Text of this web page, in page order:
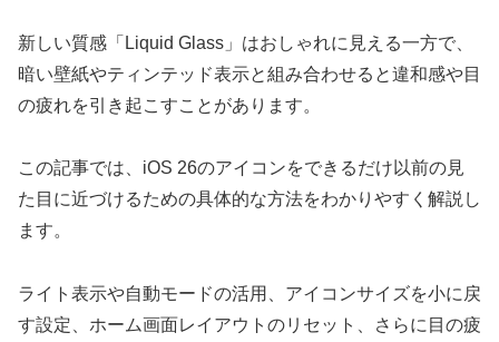
新しい質感「Liquid Glass」はおしゃれに見える一方で、
暗い壁紙やティンテッド表示と組み合わせると違和感や目
の疲れを引き起こすことがあります。
この記事では、iOS 26のアイコンをできるだけ以前の見
た目に近づけるための具体的な方法をわかりやすく解説し
ます。
ライト表示や自動モードの活用、アイコンサイズを小に戻
す設定、ホーム画面レイアウトのリセット、さらに目の疲